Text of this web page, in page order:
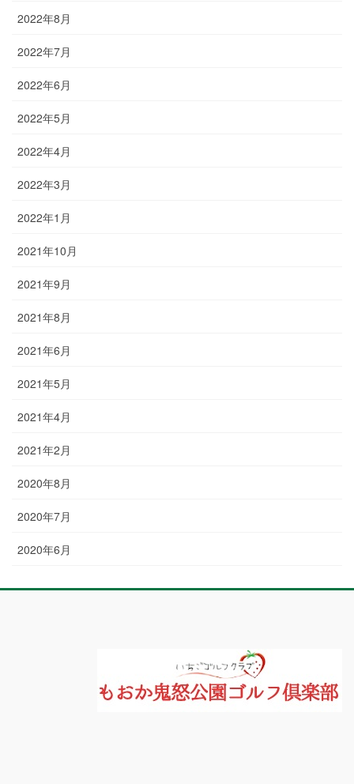
2022年8月
2022年7月
2022年6月
2022年5月
2022年4月
2022年3月
2022年1月
2021年10月
2021年9月
2021年8月
2021年6月
2021年5月
2021年4月
2021年2月
2020年8月
2020年7月
2020年6月